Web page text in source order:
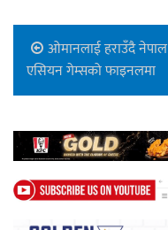
ओमानलाई हराउँदै नेपाल
एसियन गेम्सको फाइनलमा